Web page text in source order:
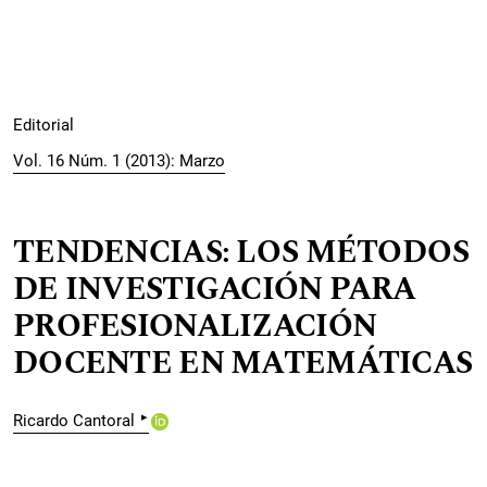
Editorial
Vol. 16 Núm. 1 (2013): Marzo
TENDENCIAS: LOS MÉTODOS
DE INVESTIGACIÓN PARA
PROFESIONALIZACIÓN
DOCENTE EN MATEMÁTICAS
Ricardo Cantoral ▸